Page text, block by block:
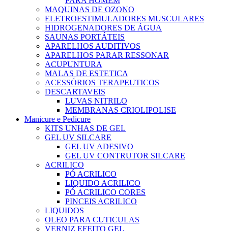
MAQUINAS DE OZONO
ELETROESTIMULADORES MUSCULARES
HIDROGENADORES DE ÁGUA
SAUNAS PORTÁTEIS
APARELHOS AUDITIVOS
APARELHOS PARAR RESSONAR
ACUPUNTURA
MALAS DE ESTETICA
ACESSÓRIOS TERAPEUTICOS
DESCARTAVEIS
LUVAS NITRILO
MEMBRANAS CRIOLIPOLISE
Manicure e Pedicure
KITS UNHAS DE GEL
GEL UV SILCARE
GEL UV ADESIVO
GEL UV CONTRUTOR SILCARE
ACRILICO
PÓ ACRILICO
LIQUIDO ACRILICO
PÓ ACRILICO CORES
PINCEIS ACRILICO
LIQUIDOS
OLEO PARA CUTICULAS
VERNIZ EFEITO GEL